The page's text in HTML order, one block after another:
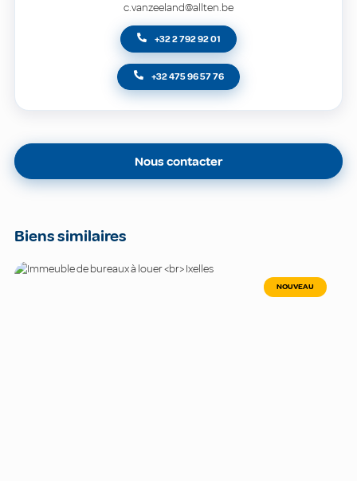
c.vanzeeland@allten.be
+32 2 792 92 01
+32 475 96 57 76
Nous contacter
Biens similaires
NOUVEAU